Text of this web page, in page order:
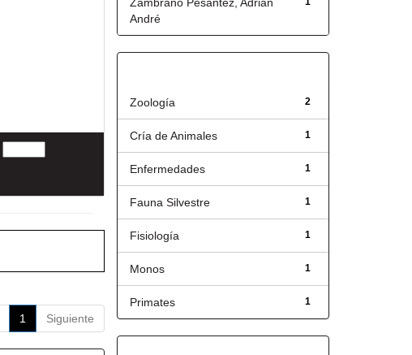
1 Siguiente
André
2
Zoología
1
Cría de Animales
1
Enfermedades
1
Fauna Silvestre
1
Fisiología
1
Monos
1
Primates